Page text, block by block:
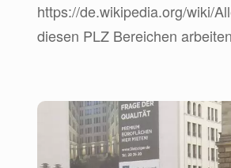
https://de.wikipedia.org/wiki/
diesen PLZ Bereichen